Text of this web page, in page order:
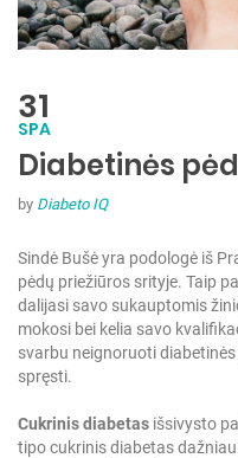
31
SPA
Diabetinės
by Diabeto IQ
Sindė Bušė yra podologė iš
pėdų priežiūros srityje. Taip
dalijasi savo sukauptomis
mokosi bei kelia savo
svarbu neignoruoti
spręsti.
Cukrinis diabetas išsivysto
tipo cukrinis diabetas